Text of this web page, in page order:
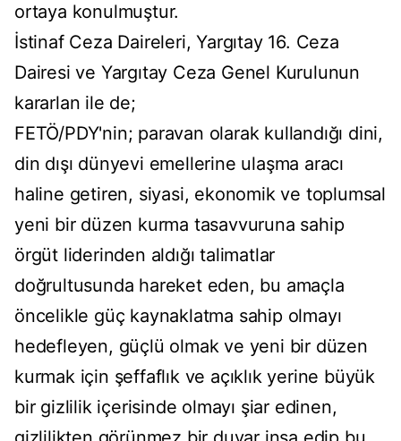
ortaya konulmuştur.
İstinaf Ceza Daireleri, Yargıtay 16. Ceza
Dairesi ve Yargıtay Ceza Genel Kurulunun
kararlan ile de;
FETÖ/PDY'nin; paravan olarak kullandığı dini,
din dışı dünyevi emellerine ulaşma aracı
haline getiren, siyasi, ekonomik ve toplumsal
yeni bir düzen kurma tasavvuruna sahip
örgüt liderinden aldığı talimatlar
doğrultusunda hareket eden, bu amaçla
öncelikle güç kaynaklatma sahip olmayı
hedefleyen, güçlü olmak ve yeni bir düzen
kurmak için şeffaflık ve açıklık yerine büyük
bir gizlilik içerisinde olmayı şiar edinen,